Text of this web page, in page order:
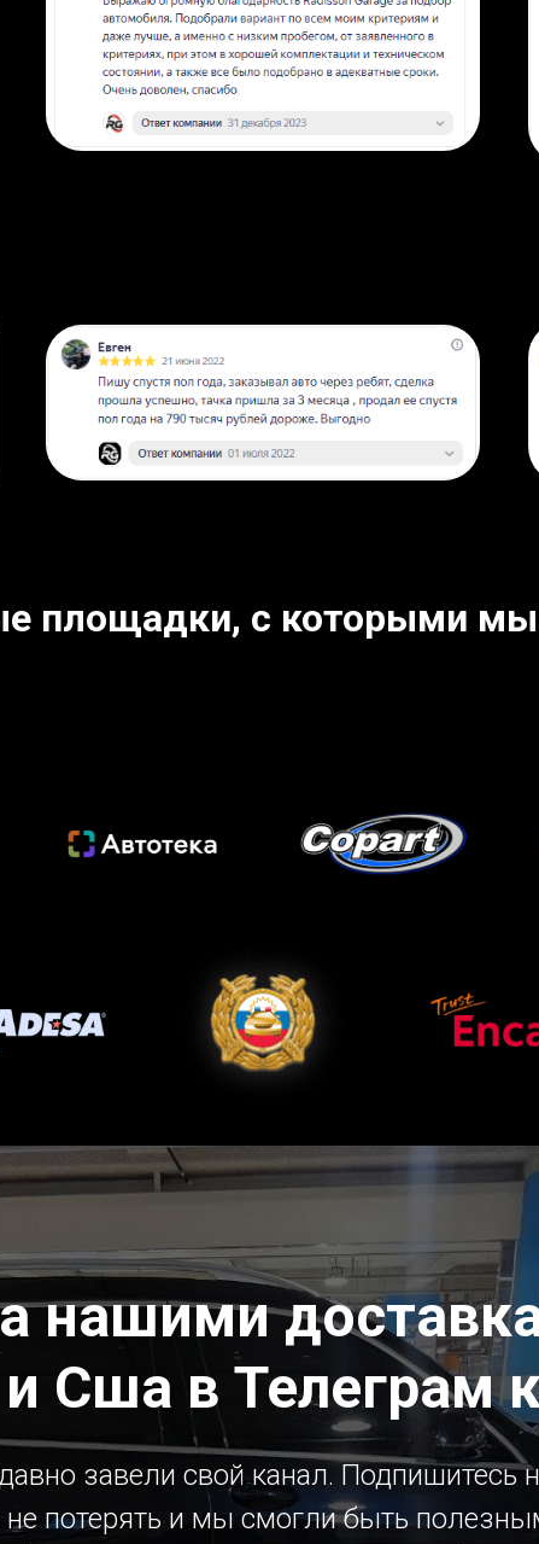
площадки, с которыми
нашими
Сша в Телеграм
завели свой канал. Подпишитесь
потерять и мы смогли быть